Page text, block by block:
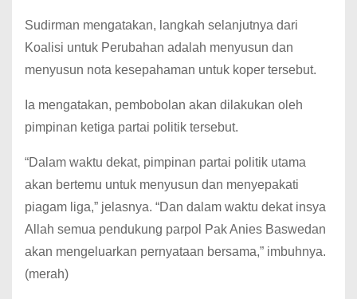
Sudirman mengatakan, langkah selanjutnya dari
Koalisi untuk Perubahan adalah menyusun dan
menyusun nota kesepahaman untuk koper tersebut.
Ia mengatakan, pembobolan akan dilakukan oleh
pimpinan ketiga partai politik tersebut.
“Dalam waktu dekat, pimpinan partai politik utama
akan bertemu untuk menyusun dan menyepakati
piagam liga,” jelasnya. “Dan dalam waktu dekat insya
Allah semua pendukung parpol Pak Anies Baswedan
akan mengeluarkan pernyataan bersama,” imbuhnya.
(merah)